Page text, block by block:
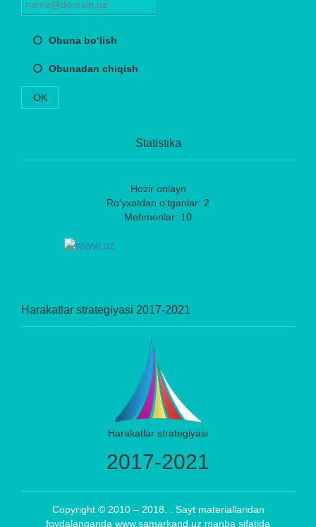
Obuna bo‘lish
Obunadan chiqish
OK
Statistika
Hozir onlayn
Ro‘yxatdan o‘tganlar: 2
Mehmonlar: 10
Harakatlar strategiyasi 2017-2021
Harakatlar strategiyasi
2017-2021
Copyright © 2010 – 2018. . Sayt materiallaridan
foydalanganda www.samarkand.uz manba sifatida